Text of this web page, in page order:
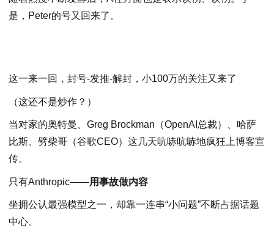
是，Peter的号又回来了。
这一来一回，封号-发推-解封，小100万的关注又来了
（这还不是炒作？）
当对家的奥特曼、Greg Brockman（OpenAI总裁）、哈萨
比斯、劈柴哥（谷歌CEO）这几天吭哧吭哧地疯狂上博客宣
传。
只有Anthropic——用事故做内容
坐拥公认最强模型之一，却靠一连串“小问题”不断占据话题
中心。